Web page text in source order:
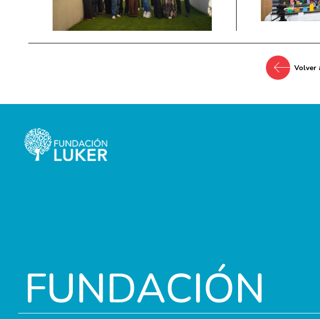
Volver
FUNDACIÓN